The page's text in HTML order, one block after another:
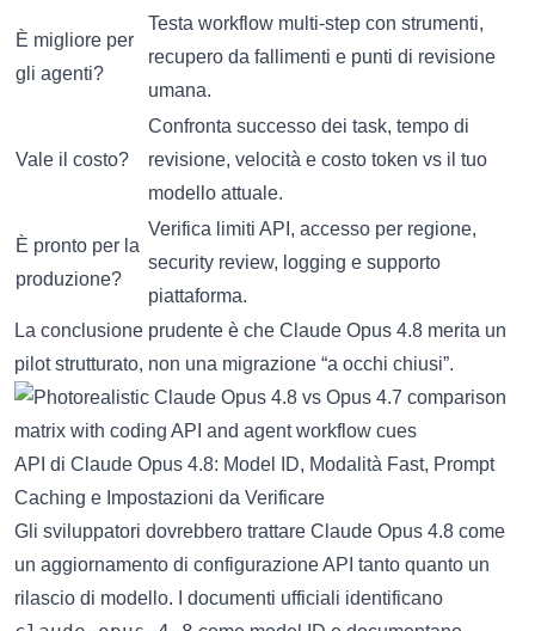
È migliore per
gli agenti?
Testa workflow multi-step con strumenti,
recupero da fallimenti e punti di revisione
umana.
Vale il costo?
Confronta successo dei task, tempo di
revisione, velocità e costo token vs il tuo
modello attuale.
È pronto per la
produzione?
Verifica limiti API, accesso per regione,
security review, logging e supporto
piattaforma.
La conclusione prudente è che Claude Opus 4.8 merita un
pilot strutturato, non una migrazione “a occhi chiusi”.
API di Claude Opus 4.8: Model ID, Modalità Fast, Prompt
Caching e Impostazioni da Verificare
Gli sviluppatori dovrebbero trattare Claude Opus 4.8 come
un aggiornamento di configurazione API tanto quanto un
rilascio di modello. I documenti ufficiali identificano